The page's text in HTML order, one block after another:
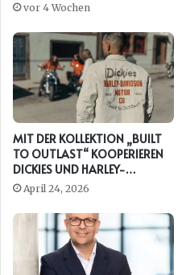
vor 4 Wochen
MIT DER KOLLEKTION „BUILT
TO OUTLAST“ KOOPERIEREN
DICKIES UND HARLEY-
DAVIDSON ERNEUT
April 24, 2026